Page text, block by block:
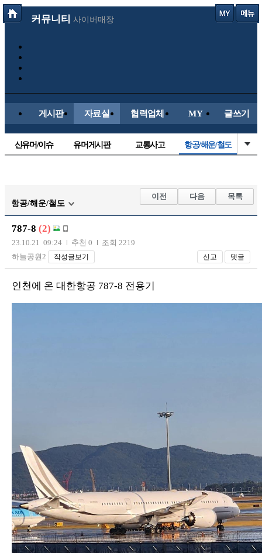
커뮤니티 사이버매장
게시판 자료실 협력업체 MY 글쓰기
신유머/이슈 유머게시판 교통사고 항공/해운/철도
레이싱모델 자유사진
군사/무기
장착시공사진
항공/해운/철도
이전 다음 목록
787-8 (2)
23.10.21 09:24 추천 0
조회 2219
하늘공원2
작성글보기 신고 댓글
인천에 온 대한항공 787-8 전용기